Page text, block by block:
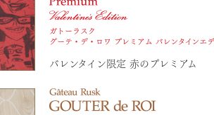
バレンタイン限定 赤のプレミアム